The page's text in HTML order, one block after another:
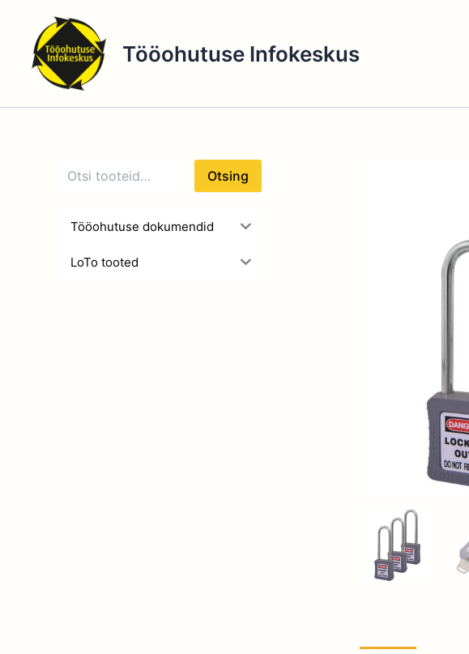
content
Tööohutuse Infokeskus
t
i
g
Otsing
Tööohutuse dokumendid
LoTo tooted